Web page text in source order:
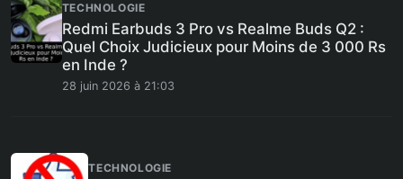
TECHNOLOGIE
Redmi Earbuds 3 Pro vs Realme Buds Q2 :
Quel Choix Judicieux pour Moins de 3 000 Rs
en Inde ?
28 juin 2026 à 21:03
TECHNOLOGIE